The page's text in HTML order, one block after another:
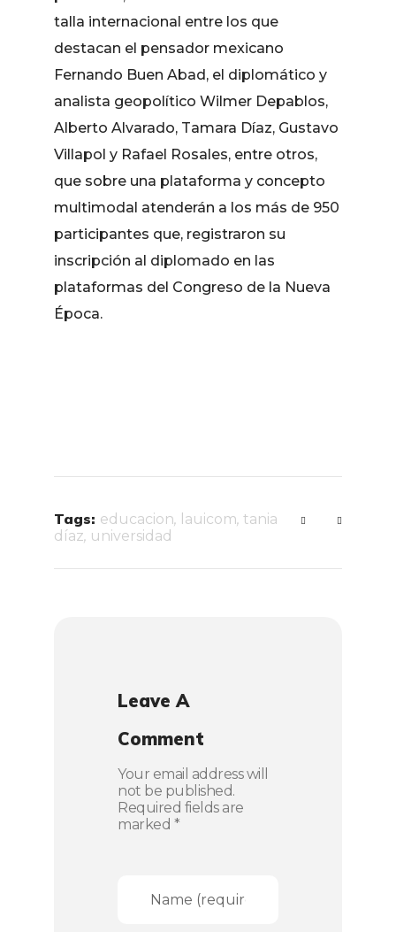
talla internacional entre los que
destacan el pensador mexicano
Fernando Buen Abad, el diplomático y
analista geopolítico Wilmer Depablos,
Alberto Alvarado, Tamara Díaz, Gustavo
Villapol y Rafael Rosales, entre otros,
que sobre una plataforma y concepto
multimodal atenderán a los más de 950
participantes que, registraron su
inscripción al diplomado en las
plataformas del Congreso de la Nueva
Época.
Tags: educacion, lauicom,tania
díaz, universidad
Leave A
Comment
Your email address will
not be published.
Required fields are
marked *